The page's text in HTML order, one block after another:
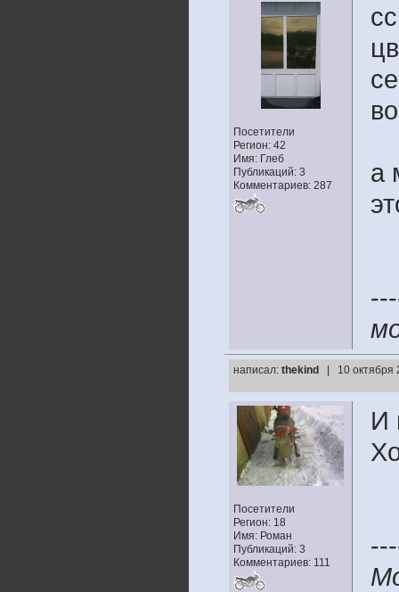
Посетители
Регион: 42
Имя: Глеб
Публикаций: 3
Комментариев: 287
а
написал: thekind | 10
Посетители
Регион: 18
Имя: Роман
Публикаций: 3
Комментариев: 111
И